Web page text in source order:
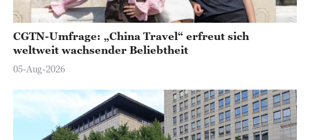
CGTN-Umfrage: „China Travel“ erfreut sich
weltweit wachsender Beliebtheit
05-Aug-2026